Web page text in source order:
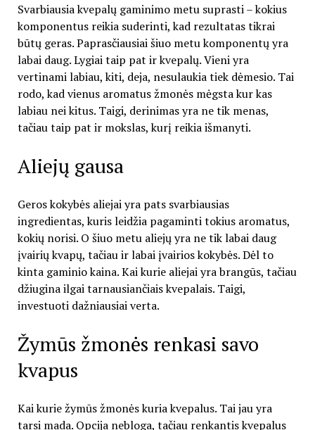
Svarbiausia kvepalų gaminimo metu suprasti – kokius
komponentus reikia suderinti, kad rezultatas tikrai
būtų geras. Paprasčiausiai šiuo metu komponentų yra
labai daug. Lygiai taip pat ir kvepalų. Vieni yra
vertinami labiau, kiti, deja, nesulaukia tiek dėmesio. Tai
rodo, kad vienus aromatus žmonės mėgsta kur kas
labiau nei kitus. Taigi, derinimas yra ne tik menas,
tačiau taip pat ir mokslas, kurį reikia išmanyti.
Aliejų gausa
Geros kokybės aliejai yra pats svarbiausias
ingredientas, kuris leidžia pagaminti tokius aromatus,
kokių norisi. O šiuo metu aliejų yra ne tik labai daug
įvairių kvapų, tačiau ir labai įvairios kokybės. Dėl to
kinta gaminio kaina. Kai kurie aliejai yra brangūs, tačiau
džiugina ilgai tarnausiančiais kvepalais. Taigi,
investuoti dažniausiai verta.
Žymūs žmonės renkasi savo
kvapus
Kai kurie žymūs žmonės kuria kvepalus. Tai jau yra
tarsi mada. Opcija nebloga, tačiau renkantis kvepalus